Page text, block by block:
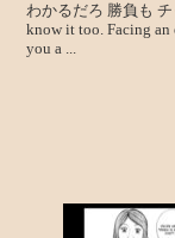
わかるだろ 勝負も
know it too. Facing an
you a ...